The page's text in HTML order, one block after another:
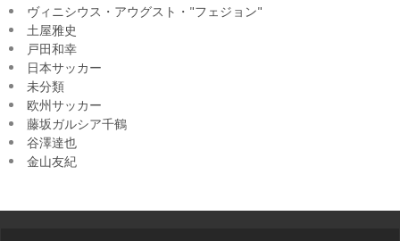
ヴィニシウス・アウグスト・"フェジョン"
土屋雅史
戸田和幸
日本サッカー
未分類
欧州サッカー
藤坂ガルシア千鶴
谷澤達也
金山友紀